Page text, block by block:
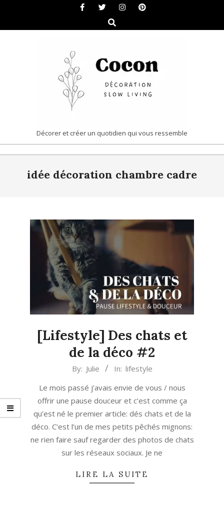
content
Search
COCON
|
DÉCORATION
LIVING
Décorer et créer un quotidien qui vous ressemble
Navigationidée décoration chambre cadre
[Lifestyle] Des chats et
de la déco #2
By: Julie In: lifestyle
Le mois passé j’avais envie de vous / nous
offrir une pause douceur et c’est comme ça
qu’est né le premier article: dés chats et de la
déco. C’est l’un de mes petits pêchés mignons:
ne rien faire sauf regarder des photos de chats
sur les réseaux sociaux. Je ne
LIRE LA SUITE